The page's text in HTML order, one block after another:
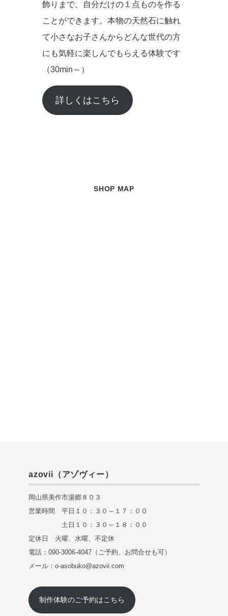
飾りまで、自分だけの１点ものを作る
ことができます。本物の天然石に触れ
て小さなお子さんからどんな世代の方
にも気軽に楽しんでもらえる体験です
（30min～）
詳しくはこちら
SHOP MAP
azovii（アゾヴィー）
岡山県美作市湯郷８０３
営業時間 平日１０：３０～１７：００
土日１０：３０～１８：００
定休日 火曜、水曜、不定休
電話：090-3006-4047（ご予約、お問合せも可）
メール：o-asobuko@azovii.com
制作体験のご予約はこちら